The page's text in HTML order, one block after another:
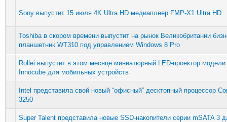
Sony выпустит 15 июля 4K Ultra HD медиаплеер FMP-X1 Ultra HD
Toshiba в скором времени выпустит на рынок Великобритании
планшетник WT310 под управлением Windows 8 Pro
Rollei выпустит в этом месяце миниатюрный LED-проектор модели
Innocube для мобильных устройств
Intel представила свой новый “офисный” десктопный процессор
3250
Super Talent представила новые SSD-накопители серии mSATA 3